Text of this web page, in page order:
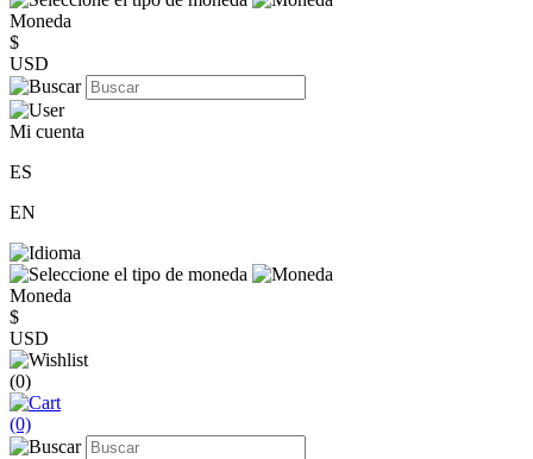
Moneda
$
USD
Mi cuenta
ES
EN
Moneda
$
USD
(0)
(0)